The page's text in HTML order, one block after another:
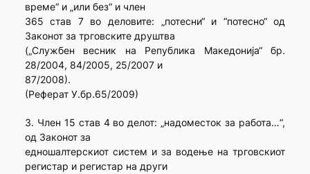
време“ и „или без“ и член
365 став 7 во деловите: „потесни“ и “потесно“ од
Законот за трговските друштва
(„Службен весник на Република Македонија“ бр.
28/2004, 84/2005, 25/2007 и
87/2008).
(Реферат У.бр.65/2009)
3. Член 15 став 4 во делот: „надоместок за работа…“,
од Законот за
едношалтерскиот систем и за водење на трговскиот
регистар и регистар на други